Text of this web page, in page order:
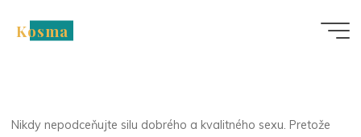
Kosma
Nikdy nepodceňujte silu dobrého a kvalitného sexu. Pretože